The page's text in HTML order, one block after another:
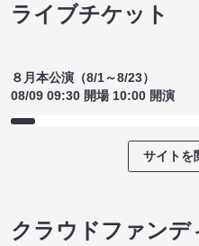
ライブチケット
８月本公演（8/1～8/23）
08/09 09:30 開場 10:00 開演